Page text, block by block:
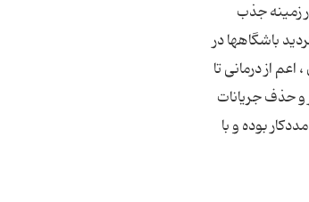
زمینه جذب
از طریق مجاری قانونی اقدامات لازم را ترتیب دهند. 6- مقرر گردید باشگاهها در
از درمانی تا
كشور و حذف جریانات
بوده و با